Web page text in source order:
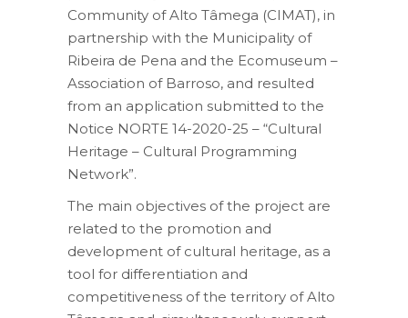
Community of Alto Tâmega (CIMAT), in
partnership with the Municipality of
Ribeira de Pena and the Ecomuseum –
Association of Barroso, and resulted
from an application submitted to the
Notice NORTE 14-2020-25 – “Cultural
Heritage – Cultural Programming
Network”.
The main objectives of the project are
related to the promotion and
development of cultural heritage, as a
tool for differentiation and
competitiveness of the territory of Alto